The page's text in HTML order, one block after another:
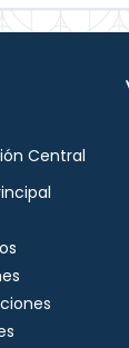
Central